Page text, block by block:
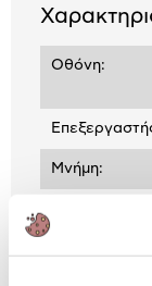
Οθόνη:
Μνήμη: